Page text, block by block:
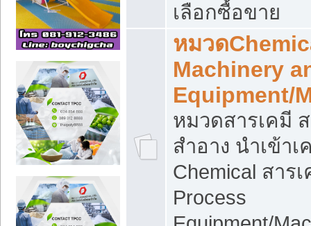
เลือกซื้อขาย
หมวด
Machinery
Equipment/
หมวดสารเคมี
สำอาง นำเข้
Chemical สาร
Process